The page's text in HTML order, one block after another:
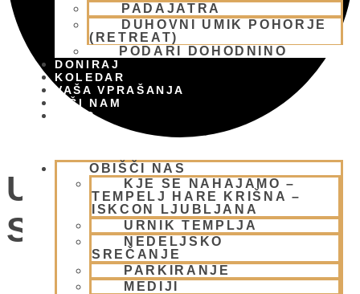
PADAJATRA
DUHOVNI UMIK POHORJE
(RETREAT)
PODARI DOHODNINO
DONIRAJ
KOLEDAR
VAŠA VPRAŠANJA
PIŠI NAM
BLOG
OBIŠČI NAS
KJE SE NAHAJAMO –
TEMPELJ HARE KRIŠNA –
ISKCON LJUBLJANA
URNIK TEMPLJA
NEDELJSKO
SREČANJE
PARKIRANJE
MEDIJI
UMIK POHORJE
SMOLNIK
Dogodki